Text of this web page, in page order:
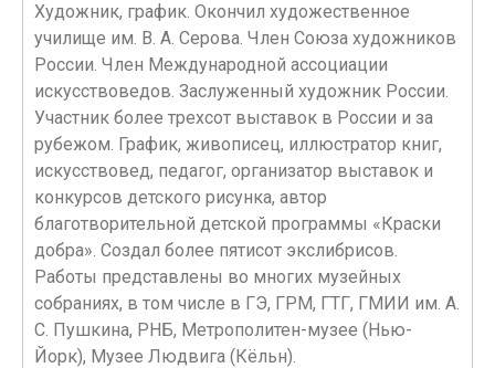
Художник, график. Окончил художественное
училище им. В. А. Серова. Член Союза художников
России. Член Международной ассоциации
искусствоведов. Заслуженный художник России.
Участник более трехсот выставок в России и за
рубежом. График, живописец, иллюстратор книг,
искусствовед, педагог, организатор выставок и
конкурсов детского рисунка, автор
благотворительной детской программы «Краски
добра». Создал более пятисот экслибрисов.
Работы представлены во многих музейных
собраниях, в том числе в ГЭ, ГРМ, ГТГ, ГМИИ им. А.
С. Пушкина, РНБ, Метрополитен-музее (Нью-
Йорк), Музее Людвига (Кёльн).